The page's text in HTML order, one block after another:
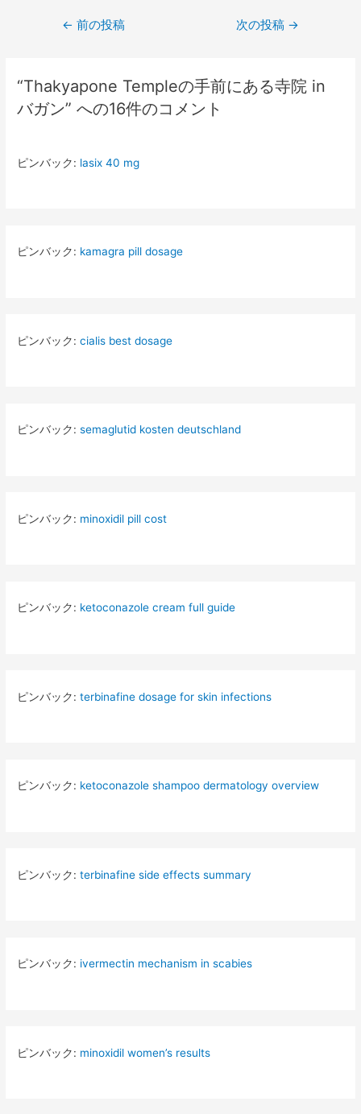
ナ
ビ
ー
← 前の投稿 次の投稿 →
“Thakyapone Templeの手前にある寺院 in
バガン” への16件のコメント
ピンバック: lasix 40 mg
ピンバック: kamagra pill dosage
ピンバック:cialis best dosage
ピンバック:semaglutid kosten deutschland
ピンバック: minoxidil pill cost
ピンバック: ketoconazole cream full guide
ピンバック:terbinafine dosage for skin infections
ピンバック: ketoconazole shampoo dermatology overview
ピンバック:terbinafine side effects summary
ピンバック: ivermectin mechanism in scabies
ピンバック: minoxidil women’s results